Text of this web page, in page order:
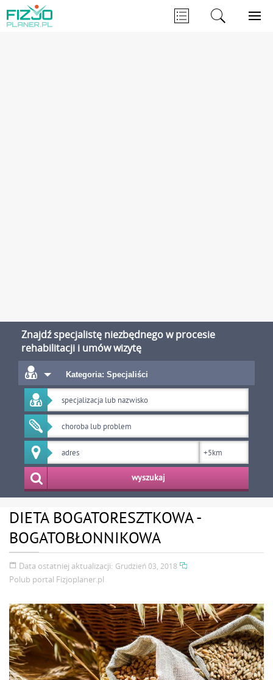
Znajdź specjalistę niezbędnego w procesie
rehabilitacji i umów wizytę
Kategoria: Specjaliści
wyszukaj
DIETA BOGATORESZTKOWA -
BOGATOBŁONNIKOWA
Data ostatniej aktualizacji: Grudzień 03, 2018
Polub portal Fizjoplaner.pl